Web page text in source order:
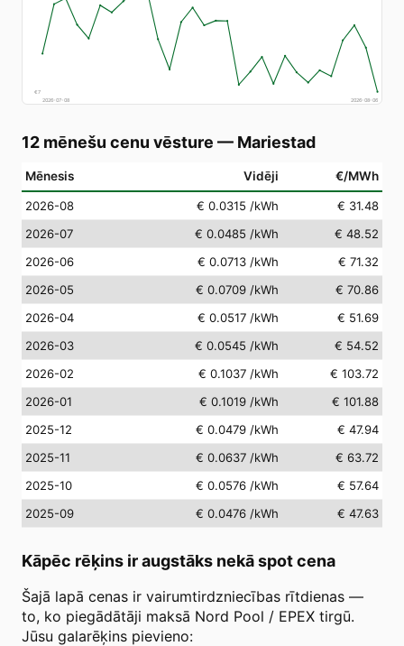
€7
2026-07-08
2026-08-06
12 mēnešu cenu vēsture — Mariestad
Mēnesis Vidēji €/MWh
2026-08 € 0.0315 /kWh
€ 31.48
2026-07
€ 0.0485 /kWh
€ 48.52
2026-06
€ 0.0713 /kWh
€ 71.32
2026-05
€ 0.0709 /kWh
€ 70.86
2026-04
€ 0.0517 /kWh
€ 51.69
2026-03
€ 0.0545 /kWh
€ 54.52
2026-02
€ 0.1037 /kWh
€ 103.72
2026-01
€ 0.1019 /kWh
€ 101.88
2025-12
€ 0.0479 /kWh
€ 47.94
2025-11
€ 0.0637 /kWh
€ 63.72
2025-10
€ 0.0576 /kWh
€ 57.64
2025-09
€ 0.0476 /kWh € 47.63
Kāpēc rēķins ir augstāks nekā spot cena
Šajā lapā cenas ir vairumtirdzniecības rītdienas —
to, ko piegādātāji maksā Nord Pool / EPEX tirgū.
Jūsu galarēķins pievieno: